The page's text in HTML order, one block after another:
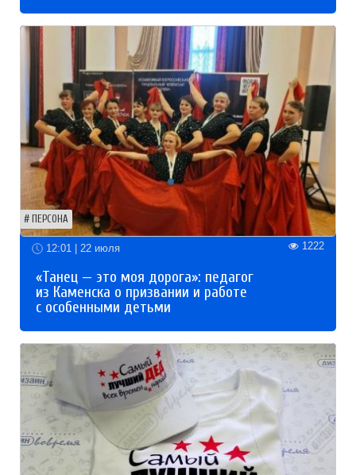
ПЕРСОНА
12:01 | 22 июля 1222
«Танец — это моя дорога»: педагог
из Каменска о призвании и работе
с особенными детьми